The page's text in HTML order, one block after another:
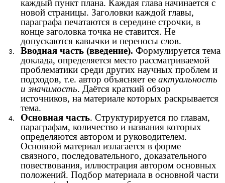
каждый пункт плана. Каждая глава начинается с
новой страницы. Заголовки каждой главы,
параграфа печатаются в середине строчки, в
конце заголовка точка не ставится. Не
допускаются кавычки и переносы слов.
Вводная часть (введение). Формулируется тема
доклада, определяется место рассматриваемой
проблематики среди других научных проблем и
подходов, т.е. автор объясняет ееактуальность
и значимость. Даётся краткий обзор
источников, на материале которых раскрывается
тема.
Основная часть. Структурируется по главам,
параграфам, количество и названия которых
определяются автором и руководителем.
Основной материал излагается в форме
связного, последовательного, доказательного
повествования, иллюстрация автором основных
положений. Подбор материала в основной части